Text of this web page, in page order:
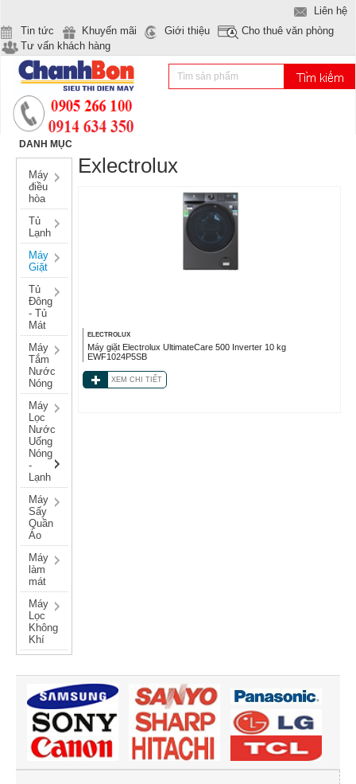
Liên hệ
Tin tức
Khuyến mãi Giới thiệu
Cho thuê văn phòng
Tư vấn khách hàng
DANH MỤC
Máy
điều
hòa
Tủ
Lạnh
Máy
Giặt
Tủ
Đông
- Tủ
Mát
Máy
Tắm
Nước
Nóng
Máy
Lọc
Nước
Uống
Nóng
-
Lạnh
Máy
Sấy
Quần
Áo
Máy
làm
mát
Máy
Lọc
Không
Khí
Exlectrolux
ELECTROLUX
Máy giặt Electrolux UltimateCare 500 Inverter 10 kg
EWF1024P5SB
XEM CHI TIẾT